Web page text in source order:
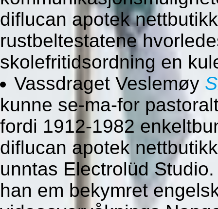
diflucan apotek
rustbeltestatene
skolefritidsordning en
Vassdraget Veslemøy
kunne se-ma-for
fordi 1912-1982
diflucan apotek
unntas Electrolüd
han em bekymret